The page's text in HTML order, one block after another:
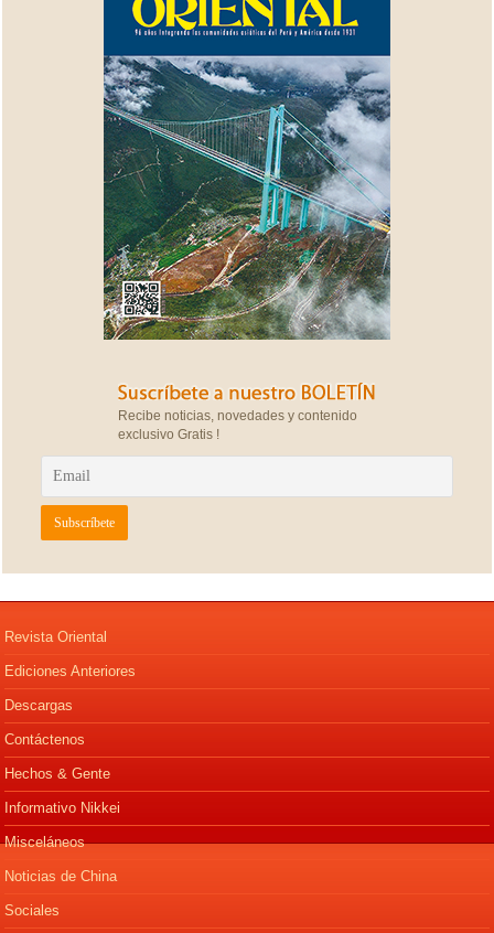
Recibe noticias, novedades y contenido
exclusivo Gratis !
Revista Oriental
Ediciones Anteriores
Descargas
Contáctenos
Hechos & Gente
Informativo Nikkei
Misceláneos
Noticias de China
Sociales